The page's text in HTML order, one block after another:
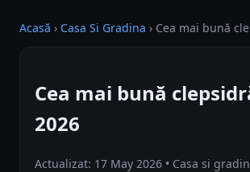
Acasă › Casa Si Gradina › Cea mai bună
Cea mai bună
2026
Actualizat: 17 May 2026 • Casa si